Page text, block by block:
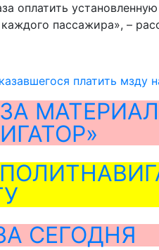
оплатить
пассажира», –
платить мзду
СЕГОДНЯ